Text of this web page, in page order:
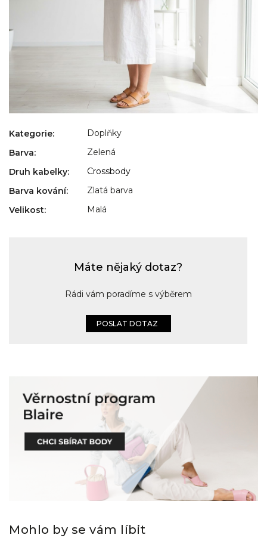
Kategorie:
Doplňky
Barva:
Zelená
Druh kabelky:
Crossbody
Barva kování:
Zlatá barva
Velikost: Malá
Máte nějaký dotaz?
Rádi vám poradíme s výběrem
POSLAT DOTAZ
Mohlo by se vám líbit